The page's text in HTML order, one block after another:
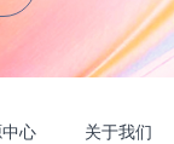
心 关于我们